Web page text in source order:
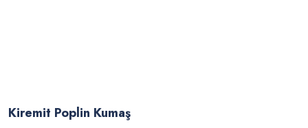
Kiremit Poplin Kumaş